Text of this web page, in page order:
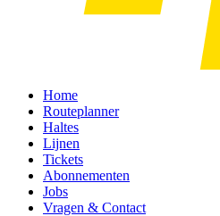
Home
Routeplanner
Haltes
Lijnen
Tickets
Abonnementen
Jobs
Vragen & Contact